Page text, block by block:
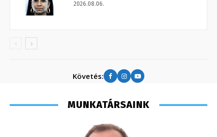
2026.08.06.
Követés:
MUNKATÁRSAINK